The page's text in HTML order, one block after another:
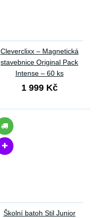
Cleverclixx – Magnetická
stavebnice Original Pack
Intense – 60 ks
1 999 Kč
Školní batoh Stil Junior